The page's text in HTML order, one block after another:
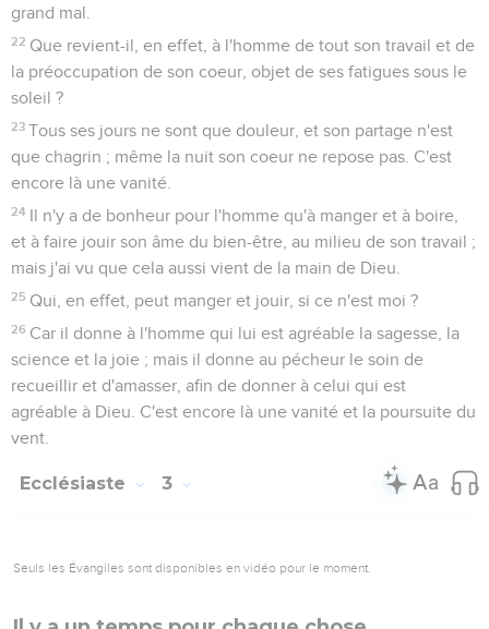
grand mal.
22 Que revient-il, en effet, à l'homme de tout son travail et de
la préoccupation de son coeur, objet de ses fatigues sous le
soleil ?
23 Tous ses jours ne sont que douleur, et son partage n'est
que chagrin ; même la nuit son coeur ne repose pas. C'est
encore là une vanité.
24 Il n'y a de bonheur pour l'homme qu'à manger et à boire,
et à faire jouir son âme du bien-être, au milieu de son travail ;
mais j'ai vu que cela aussi vient de la main de Dieu.
25 Qui, en effet, peut manger et jouir, si ce n'est moi ?
26 Car il donne à l'homme qui lui est agréable la sagesse, la
science et la joie ; mais il donne au pécheur le soin de
recueillir et d'amasser, afin de donner à celui qui est
agréable à Dieu. C'est encore là une vanité et la poursuite du
vent.
Ecclésiaste 3
Seuls les Évangiles sont disponibles en vidéo pour le moment.